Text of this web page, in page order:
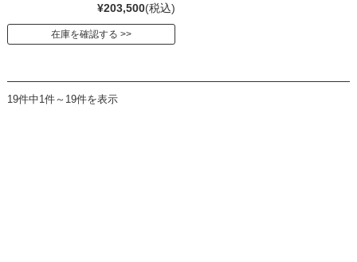
¥203,500(税込)
在庫を確認する
19件中1件～19件を表示